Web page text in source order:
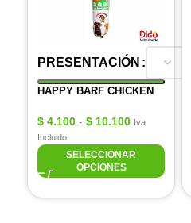
PRESENTACIÓN
HAPPY BARF CHICKEN
$ 4.100 - $ 10.100 Iva
Incluido
SELECCIONAR
OPCIONES